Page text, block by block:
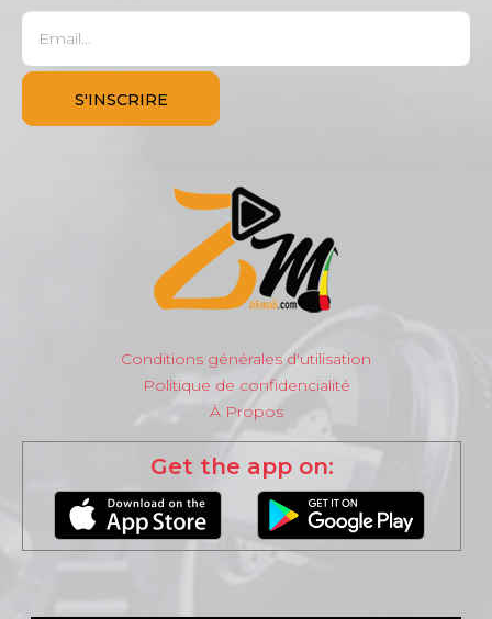
Conditions générales d'utilisation
Politique de confidencialité
À Propos
Get the app on: